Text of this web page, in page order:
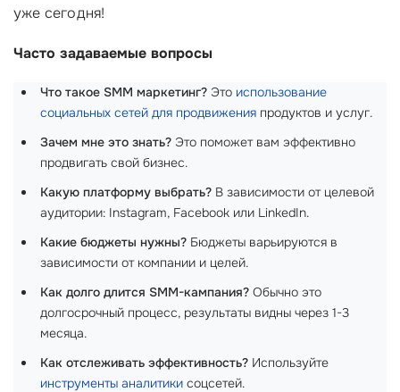
уже сегодня!
Часто задаваемые вопросы
Что такое SMM маркетинг? Это использование
социальных сетей для продвижения продуктов и услуг.
Зачем мне это знать? Это поможет вам эффективно
продвигать свой бизнес.
Какую платформу выбрать? В зависимости от целевой
аудитории: Instagram, Facebook или LinkedIn.
Какие бюджеты нужны? Бюджеты варьируются в
зависимости от компании и целей.
Как долго длится SMM-кампания? Обычно это
долгосрочный процесс, результаты видны через 1-3
месяца.
Как отслеживать эффективность? Используйте
инструменты аналитики соцсетей.